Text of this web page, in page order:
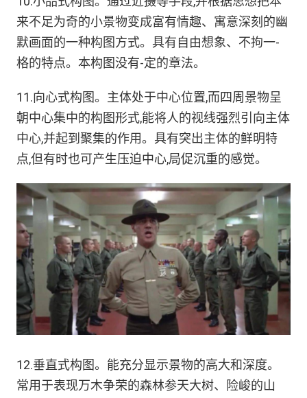
来不足为奇的小景物变成富有情趣、寓意深刻的幽
默画面的一种构图方式。具有自由想象、不拘一-
格的特点。本构图没有-定的章法。
11.向心式构图。主体处于中心位置,而四周景物呈
朝中心集中的构图形式,能将人的视线强烈引向主体
中心,并起到聚集的作用。具有突出主体的鲜明特
点,但有时也可产生压迫中心,局促沉重的感觉。
12.垂直式构图。能充分显示景物的高大和深度。
常用于表现万木争荣的森林参天大树、险峻的山